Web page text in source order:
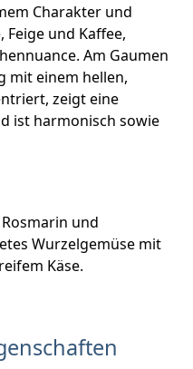
Charakter und
und Kaffee,
Am Gaumen
mit einem hellen,
zeigt eine
ist harmonisch sowie
und
Wurzelgemüse mit
Käse.